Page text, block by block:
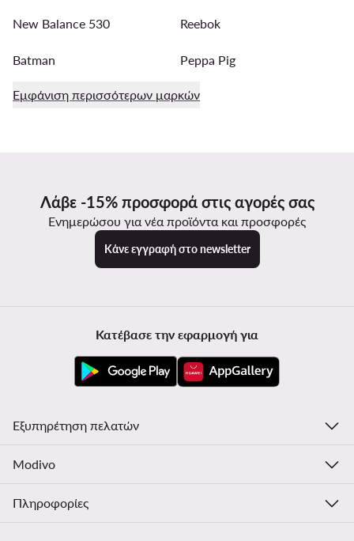
New Balance 530 Reebok
Batman Peppa Pig
Εμφάνιση περισσότερων μαρκών
Λάβε -15% προσφορά στις αγορές σας
Ενημερώσου για νέα προϊόντα και προσφορές
Κάνε εγγραφή στο newsletter
Κατέβασε την εφαρμογή για
Εξυπηρέτηση πελατών
Modivo
Πληροφορίες